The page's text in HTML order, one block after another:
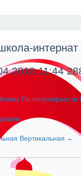
11:44
По популярности
Вертикальная ←